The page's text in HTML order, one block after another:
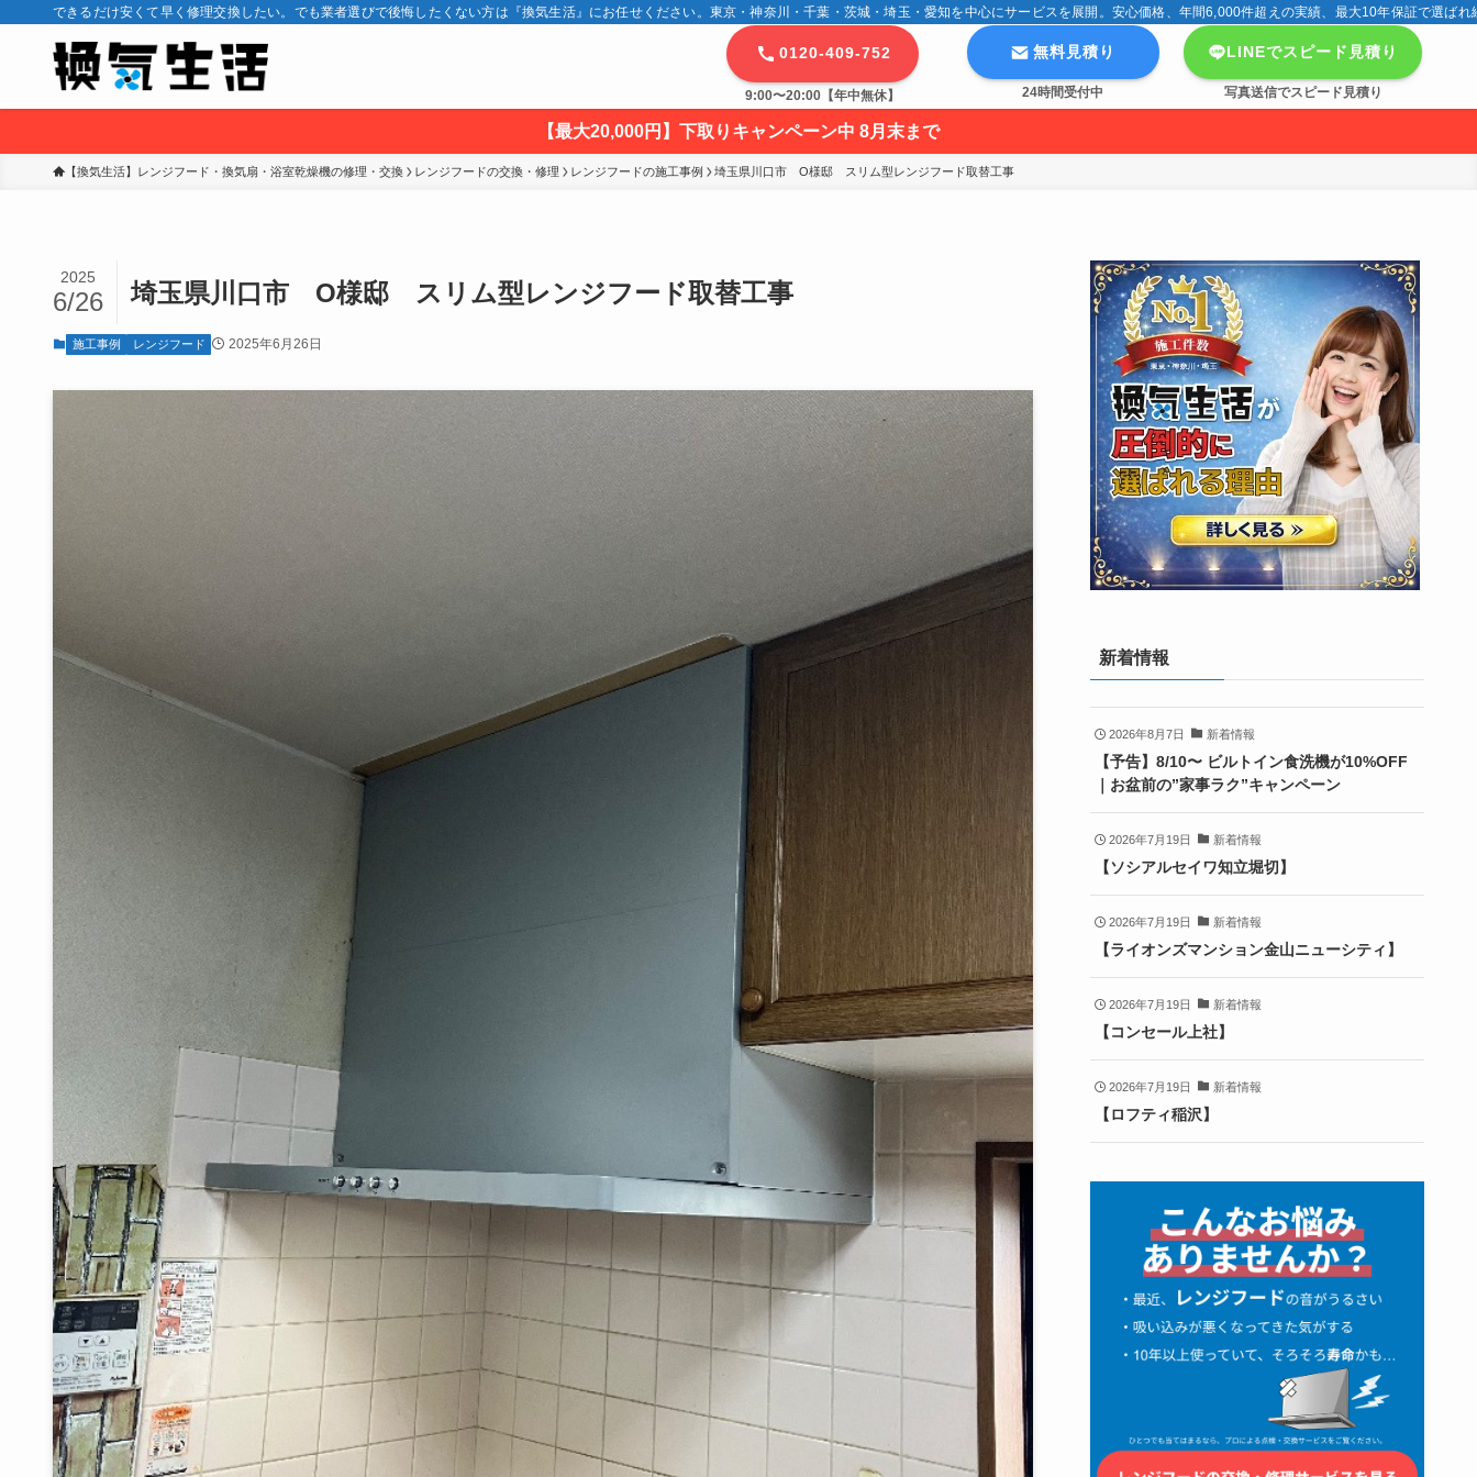
できるだけ安くて早く修理交換したい。でも業者選びで後悔したくない方は『換気生活』にお任せください。東京・神奈川・千葉・茨城・埼玉・愛知を中心にサービスを展開。安心価格、年間6,000件超えの実績、最大10年保証で選ばれ
0120-409-752
9:00〜20:00【年中無休】
無料見積り
24時間受付中
LINEでスピード見積り
写真送信でスピード見積り
【最大20,000円】下取りキャンペーン中 8月末まで
【換気生活】レンジフード・換気扇・浴室乾燥機の修理・交換 レンジフードの交換・修理 レンジフードの施工事例 埼玉県川口市　O様邸　スリム型レンジフード取替工事
埼玉県川口市 O様邸 スリム型レンジフード取替工事
2025
6/26
施工事例 レンジフード 2025年6月26日
新着情報
2026年8月7日 新着情報
【予告】8/10〜 ビルトイン食洗機が10%OFF
｜お盆前の”家事ラク”キャンペーン
2026年7月19日 新着情報
【ソシアルセイワ知立堀切】
2026年7月19日 新着情報
【ライオンズマンション金山ニューシティ】
2026年7月19日 新着情報
【コンセール上社】
2026年7月19日 新着情報
【ロフティ稲沢】